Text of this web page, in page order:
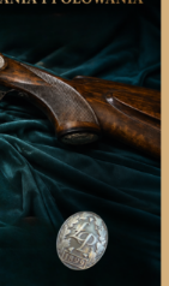
do spotkania
Związku
Myśliwskie
mówiąc o